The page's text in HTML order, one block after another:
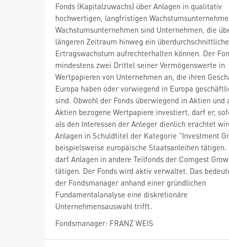
Fonds (Kapitalzuwachs) über Anlagen in qualitativ
hochwertigen, langfristigen
Wachstumsunternehmen sind Unternehmen, die
längeren Zeitraum hinweg ein
Ertragswachstum aufrechterhalten können. Der
mindestens zwei Drittel seiner Vermögenswerte in
Wertpapieren von Unternehmen an, die ihren
Europa haben oder vorwiegend in Europa
sind. Obwohl der Fonds überwiegend in Aktien und
Aktien bezogene Wertpapiere investiert, darf er,
als den Interessen der Anleger dienlich erachtet
Anlagen in Schuldtitel der Kategorie "Investment
beispielsweise europäische Staatsanleihen tätigen.
darf Anlagen in andere Teilfonds der Comgest
tätigen. Der Fonds wird aktiv verwaltet. Das
der Fondsmanager anhand einer gründlichen
Fundamentalanalyse eine diskretionäre
Unternehmensauswahl trifft.
Fondsmanager: FRANZ WEIS